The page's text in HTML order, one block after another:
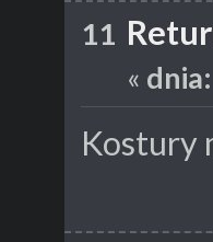
11
« dnia:
Kostury